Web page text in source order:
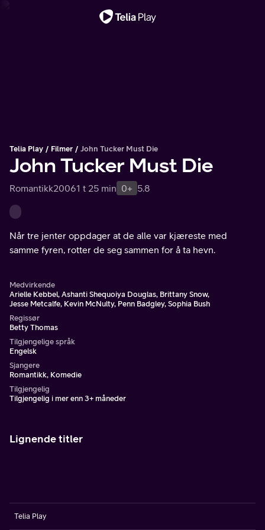
Telia Play Filmer John Tucker Must Die
John Tucker Must Die
Romantikk20061 t 25 min 0+ 5.8
Når tre jenter oppdager at de alle var kjæreste med
samme fyren, rotter de seg sammen for å ta hevn.
Medvirkende
Arielle Kebbel, Ashanti Shequoiya Douglas, Brittany Snow,
Jesse Metcalfe, Kevin McNulty, Penn Badgley, Sophia Bush
Regissør
Betty Thomas
Tilgjengelige språk
Engelsk
Sjangere
Romantikk, Komedie
Tilgjengelig
Tilgjengelig i mer enn 3+ måneder
Lignende titler
Telia Play